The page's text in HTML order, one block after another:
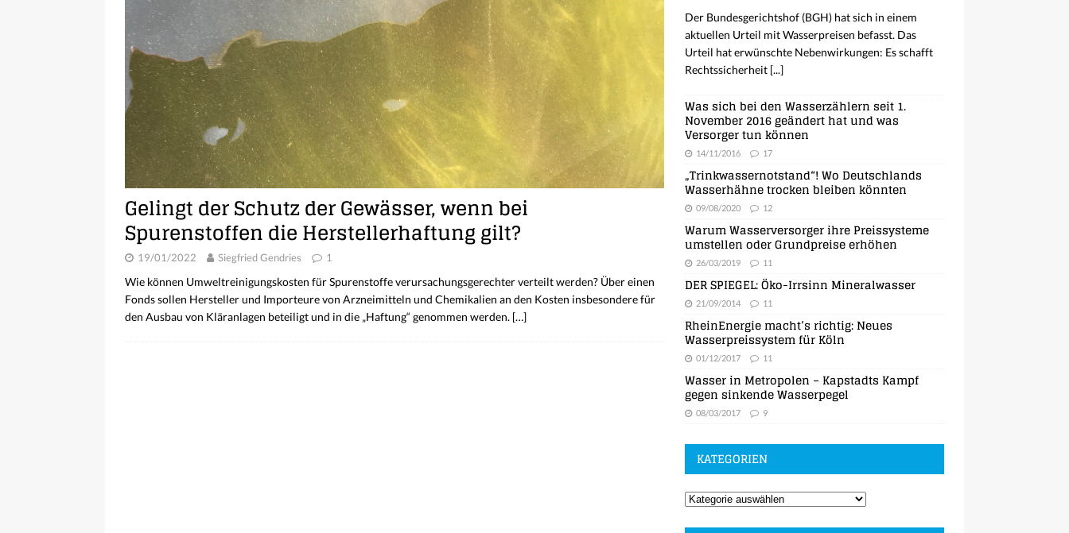
Gelingt der Schutz der Gewässer, wenn bei
Spurenstoffen die Herstellerhaftung gilt?
19/01/2022 Siegfried Gendries 1
Wie können Umweltreinigungskosten für Spurenstoffe verursachungsgerechter verteilt werden? Über einen
Fonds sollen Hersteller und Importeure von Arzneimitteln und Chemikalien an den Kosten insbesondere für
den Ausbau von Kläranlagen beteiligt und in die „Haftung“ genommen werden. […]
Der Bundesgerichtshof (BGH) hat sich in einem
aktuellen Urteil mit Wasserpreisen befasst. Das
Urteil hat erwünschte Nebenwirkungen: Es schafft
Rechtssicherheit [...]
Was sich bei den Wasserzählern seit 1.
November 2016 geändert hat und was
Versorger tun können
14/11/2016 17
„Trinkwassernotstand“! Wo Deutschlands
Wasserhähne trocken bleiben könnten
09/08/2020 12
Warum Wasserversorger ihre Preissysteme
umstellen oder Grundpreise erhöhen
26/03/2019 11
DER SPIEGEL: Öko-Irrsinn Mineralwasser
21/09/2014 11
RheinEnergie macht’s richtig: Neues
Wasserpreissystem für Köln
01/12/2017 11
Wasser in Metropolen – Kapstadts Kampf
gegen sinkende Wasserpegel
08/03/2017 9
KATEGORIEN